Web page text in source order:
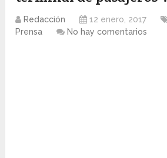
Redacción 12 enero, 2017
Prensa
No hay comentarios